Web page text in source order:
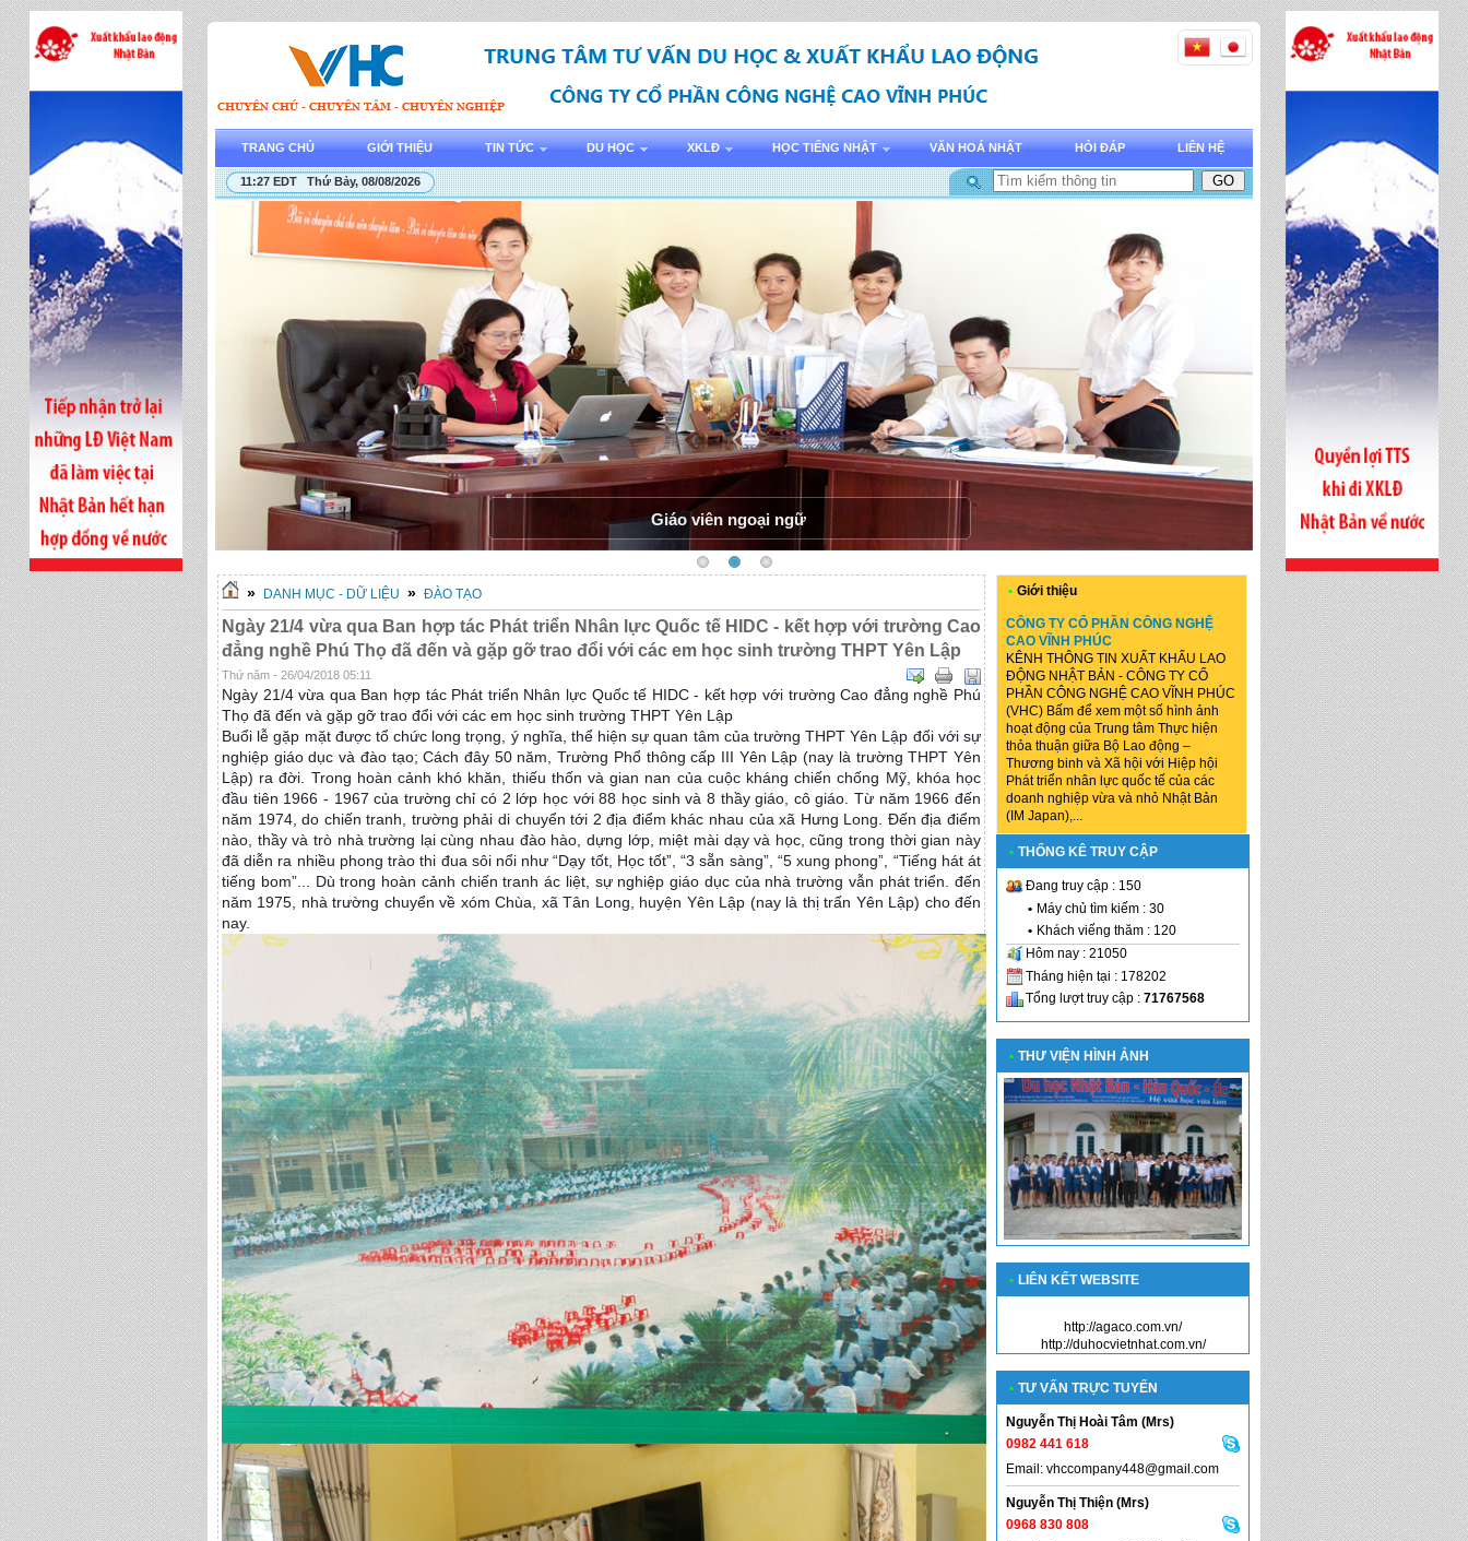
TRANG CHỦ GIỚI THIỆU TIN TỨC DU HỌC XKLĐ HỌC TIẾNG NHẬT VĂN HOÁ NHẬT HỎI ĐÁP LIÊN HỆ
11:27 EDT Thứ Bảy, 08/08/2026
Học viên VHC hội diễn văn nghệ
» DANH MỤC - DỮ LIỆU » ĐÀO TẠO
Ngày 21/4 vừa qua Ban hợp tác Phát triển Nhân lực Quốc tế HIDC - kết hợp với trường Cao
đẳng nghề Phú Thọ đã đến và gặp gỡ trao đổi với các em học sinh trường THPT Yên Lập
Thứ năm - 26/04/2018 05:11
Ngày 21/4 vừa qua Ban hợp tác Phát triển Nhân lực Quốc tế HIDC - kết hợp với trường Cao đẳng nghề Phú
Thọ đã đến và gặp gỡ trao đổi với các em học sinh trường THPT Yên Lập
Buổi lễ gặp mặt được tổ chức long trọng, ý nghĩa, thể hiện sự quan tâm của trường THPT Yên Lập đối với sự
nghiệp giáo dục và đào tạo; Cách đây 50 năm, Trường Phổ thông cấp III Yên Lập (nay là trường THPT Yên
Lập) ra đời. Trong hoàn cảnh khó khăn, thiếu thốn và gian nan của cuộc kháng chiến chống Mỹ, khóa học
đầu tiên 1966 - 1967 của trường chỉ có 2 lớp học với 88 học sinh và 8 thầy giáo, cô giáo. Từ năm 1966 đến
năm 1974, do chiến tranh, trường phải di chuyển tới 2 địa điểm khác nhau của xã Hưng Long. Đến địa điểm
nào, thầy và trò nhà trường lại cùng nhau đào hào, dựng lớp, miệt mài dạy và học, cũng trong thời gian này
đã diễn ra nhiều phong trào thi đua sôi nổi như “Dạy tốt, Học tốt”, “3 sẵn sàng”, “5 xung phong”, “Tiếng hát át
tiếng bom”... Dù trong hoàn cảnh chiến tranh ác liệt, sự nghiệp giáo dục của nhà trường vẫn phát triển. đến
năm 1975, nhà trường chuyển về xóm Chùa, xã Tân Long, huyện Yên Lập (nay là thị trấn Yên Lập) cho đến
nay.
• Giới thiệu
CÔNG TY CỔ PHẦN CÔNG NGHỆ
CAO VĨNH PHÚC
KÊNH THÔNG TIN XUẤT KHẨU LAO
ĐỘNG NHẬT BẢN - CÔNG TY CỔ
PHẦN CÔNG NGHỆ CAO VĨNH PHÚC
(VHC) Bấm để xem một số hình ảnh
hoạt động của Trung tâm Thực hiện
thỏa thuận giữa Bộ Lao động –
Thương binh và Xã hội với Hiệp hội
Phát triển nhân lực quốc tế của các
doanh nghiệp vừa và nhỏ Nhật Bản
(IM Japan),...
• THỐNG KÊ TRUY CẬP
Đang truy cập : 150
• Máy chủ tìm kiếm : 30
• Khách viếng thăm : 120
Hôm nay : 21050
Tháng hiện tại : 178202
Tổng lượt truy cập : 71767568
• THƯ VIỆN HÌNH ẢNH
• LIÊN KẾT WEBSITE
http://agaco.com.vn/
http://duhocvietnhat.com.vn/
• TƯ VẤN TRỰC TUYẾN
Nguyễn Thị Hoài Tâm (Mrs)
0982 441 618
Email: vhccompany448@gmail.com
Nguyễn Thị Thiện (Mrs)
0968 830 808